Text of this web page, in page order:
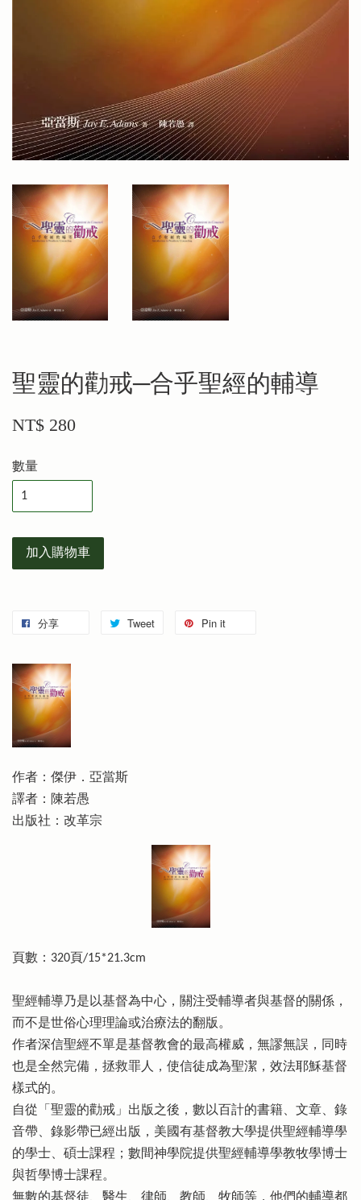
聖靈的勸戒─合乎聖經的輔導
NT$ 280
數量
加入購物車
分享 Tweet Pin it
作者：傑伊．亞當斯
譯者：陳若愚
出版社：改革宗
頁數：320頁/15*21.3cm
聖經輔導乃是以基督為中心，關注受輔導者與基督的關係，
而不是世俗心理理論或治療法的翻版。
作者深信聖經不單是基督教會的最高權威，無謬無誤，同時
也是全然完備，拯救罪人，使信徒成為聖潔，效法耶穌基督
樣式的。
自從「聖靈的勸戒」出版之後，數以百計的書籍、文章、錄
音帶、錄影帶已經出版，美國有基督教大學提供聖經輔導學
的學士、碩士課程；數間神學院提供聖經輔導學教牧學博士
與哲學博士課程。